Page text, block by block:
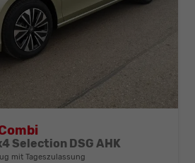
Selection DSG AHK
mit Tageszulassung